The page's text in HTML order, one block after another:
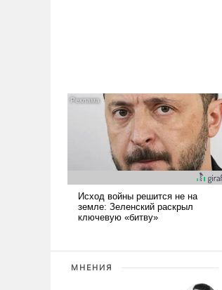
МНЕНИЯ